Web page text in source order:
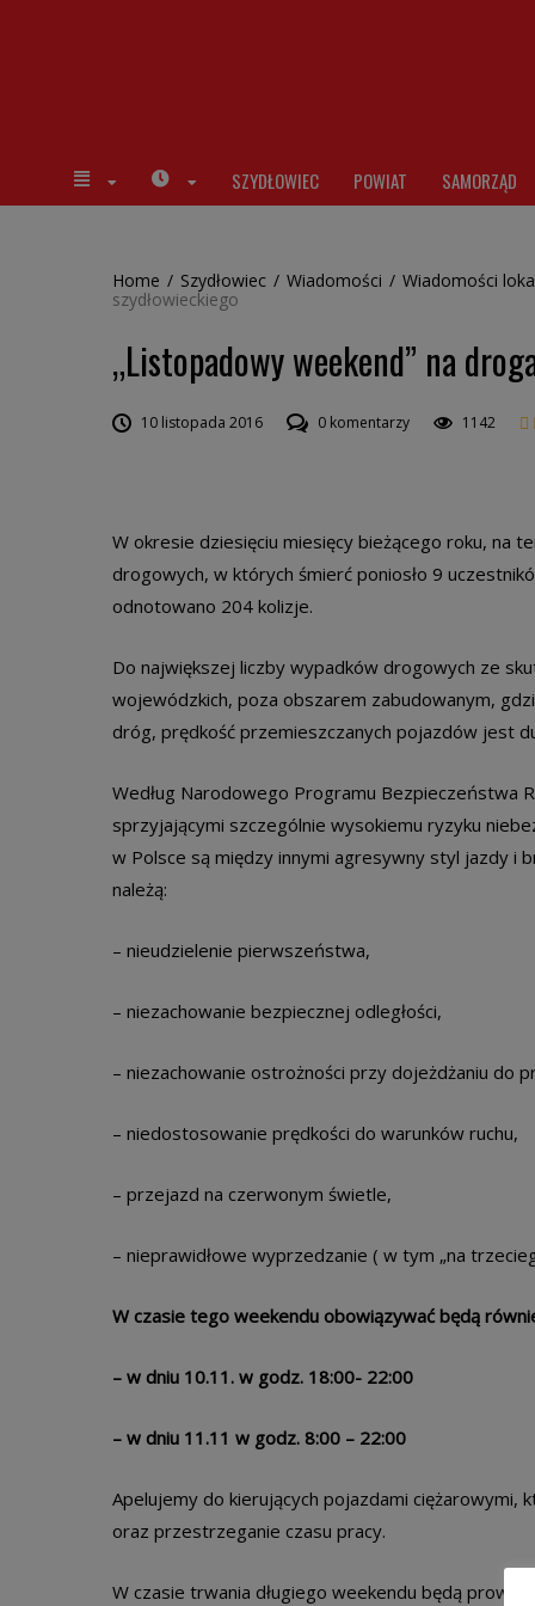
SZYDŁOWIEC POWIAT SAMORZĄD
Home / Szydłowiec / Wiadomości / Wiadomości
szydłowieckiego
„Listopadowy weekend” na
10 listopada 2016 0 komentarzy 1142
W okresie dziesięciu miesięcy bieżącego roku, na
drogowych, w których śmierć poniosło 9
odnotowano 204 kolizje.
Do największej liczby wypadków drogowych ze
wojewódzkich, poza obszarem zabudowanym,
dróg, prędkość przemieszczanych pojazdów jest
Według Narodowego Programu Bezpieczeństwa
sprzyjającymi szczególnie wysokiemu ryzyku
w Polsce są między innymi agresywny styl jazdy i
należą:
– nieudzielenie pierwszeństwa,
– niezachowanie bezpiecznej odległości,
– niezachowanie ostrożności przy dojeżdżaniu do
– niedostosowanie prędkości do warunków ruchu,
– przejazd na czerwonym świetle,
– nieprawidłowe wyprzedzanie ( w tym „na
W czasie tego weekendu obowiązywać będą
– w dniu 10.11. w godz. 18:00- 22:00
– w dniu 11.11 w godz. 8:00 – 22:00
Apelujemy do kierujących pojazdami ciężarowymi,
oraz przestrzeganie czasu pracy.
W czasie trwania długiego weekendu będą